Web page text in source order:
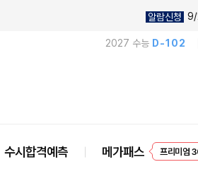
알람신청 9/
2027 수능 D-102
수시합격예측 메가패스 프리미엄